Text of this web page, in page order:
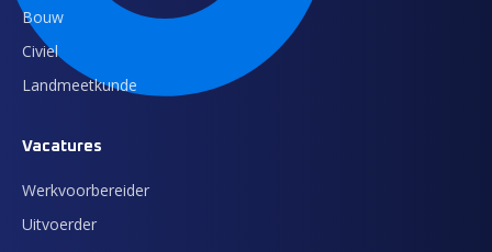
Bouw
Civiel
Landmeetkunde
Vacatures
Werkvoorbereider
Uitvoerder